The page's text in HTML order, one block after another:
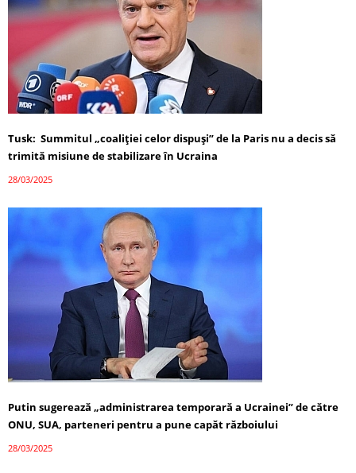
Tusk: Summitul „coaliției celor dispuși” de la Paris nu a decis să
trimită misiune de stabilizare în Ucraina
28/03/2025
Putin sugerează „administrarea temporară a Ucrainei” de către
ONU, SUA, parteneri pentru a pune capăt războiului
28/03/2025